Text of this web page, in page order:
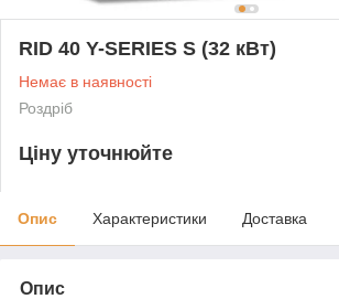
RID 40 Y-SERIES S (32 кВт)
Немає в наявності
Роздріб
Ціну уточнюйте
Опис Характеристики Доставка
Опис